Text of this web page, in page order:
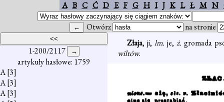
A B C Ć D E F G H I J K L Ł M N
Otwórz na stronie
1-200/2117
artykuły hasłowe: 1759
A[3]
A[3]
A[3]
Złaja, ji, lm. je, ż. gromada
wiltów.